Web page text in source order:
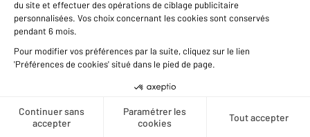
Créer une alerte
STRASBOURG 67
64 m 2, 2 pièces
Appartement Autre à vendre
119 000 €
Nichée au 6 étage et dernier étage d'un